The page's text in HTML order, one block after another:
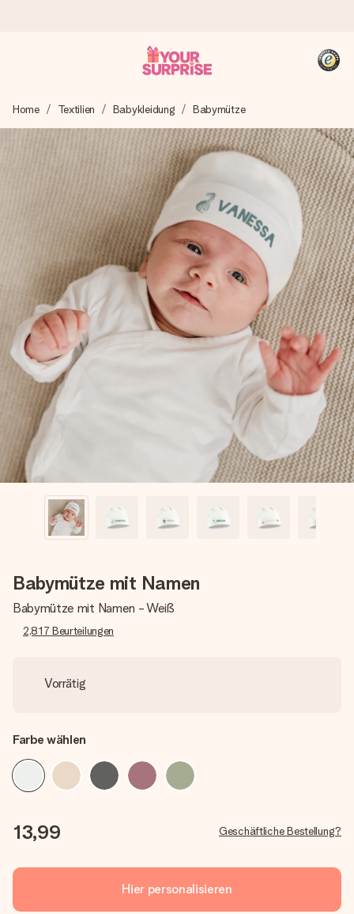
Wir bereiten dein Geschenk sorgfältig vor und schicken es
blitzschnell – damit du es genau zum richtigen Zeitpunkt
überreichen kannst, wenn es am meisten zählt.
4,8 (basierend auf +15.000 Bewertungen)
Unsere Geschenke begeistern. Kunden bewerten uns mit
4,8 bei Google Reviews (Gesamtergebnis aller Länder, in
die wir versenden).
+49 39292 929695
Montag - Freitag : 8:30 - 17:00 Uhr
Samstag - Sonntag : 8:30 - 13:00 Uhr
Home Textilien Babykleidung Babymütze
Babymütze mit Namen
Babymütze mit Namen - Weiß
2,817 Beurteilungen
Vorrätig
Farbe wählen
13,99 Geschäftliche Bestellung?
Hier personalisieren